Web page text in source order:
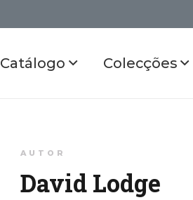
Catálogo Colecções
AUTOR
David Lodge